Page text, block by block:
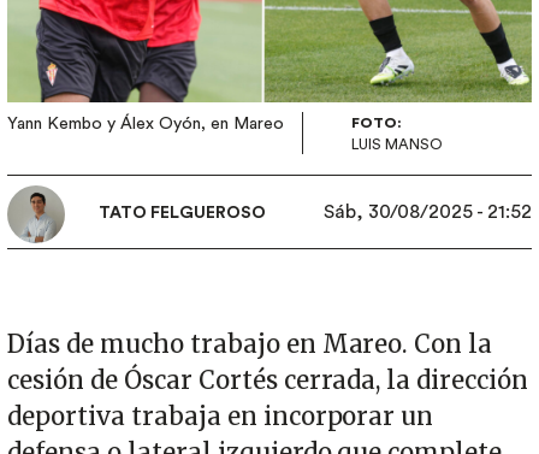
Yann Kembo y Álex Oyón, en Mareo
FOTO:
LUIS MANSO
TATO FELGUEROSO Sáb, 30/08/2025 - 21:52
Días de mucho trabajo en Mareo. Con la
cesión de Óscar Cortés cerrada, la dirección
deportiva trabaja en incorporar un